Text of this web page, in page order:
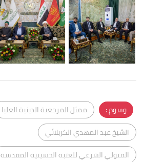
وسوم :
ممثل المرجعية الدينية العليا
الشيخ عبد المهدي الكربلائي
المتولي الشرعي للعتبة الحسينية المقدسة